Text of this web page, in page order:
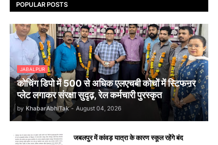
POPULAR POSTS
JABALPUR
कोचिंग डिपो में 500 से अधिक एलएचबी कोचों में स्टिफऩर
प्लेट लगाकर संरक्षा सुदृढ़, रेल कर्मचारी पुरस्कृत
by KhabarAbhiTak - August 04, 2026
जबलपुर में कांवड़ यात्रा के कारण स्कूल रहेंगे बंद